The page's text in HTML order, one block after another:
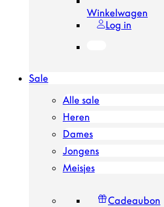
Winkelwagen
Log in
Sale
Alle sale
Heren
Dames
Jongens
Meisjes
Cadeaubon